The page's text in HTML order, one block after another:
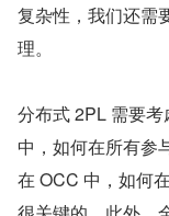
复杂性，我们还需
理。
分布式 2PL 需要
中，如何在所有参
在 OCC 中，如何